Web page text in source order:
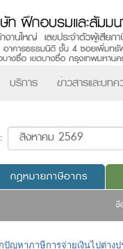
บริการ ข่าวสารและบทค
กฎหมายภาษีอากร
ชื่
ปัญหาภาษีการจ่ายเงินไปต่างป